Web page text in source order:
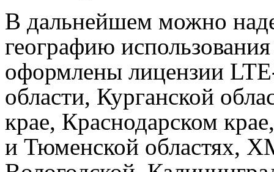
В дальнейшем можно
географию
оформлены лицензии
области, Курганской
крае, Краснодарском
и Тюменской областях,